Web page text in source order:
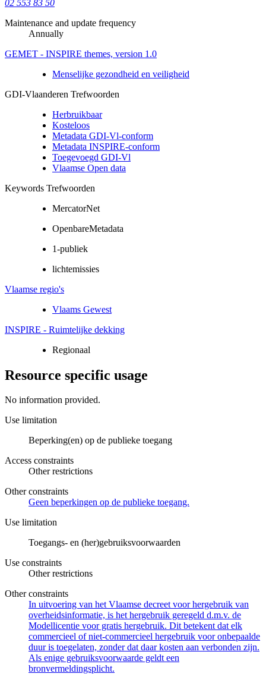
02 553 83 50
Maintenance and update frequency
Annually
GEMET - INSPIRE themes, version 1.0
Menselijke gezondheid en veiligheid
GDI-Vlaanderen Trefwoorden
Herbruikbaar
Kosteloos
Metadata GDI-Vl-conform
Metadata INSPIRE-conform
Toegevoegd GDI-Vl
Vlaamse Open data
Keywords Trefwoorden
MercatorNet
OpenbareMetadata
1-publiek
lichtemissies
Vlaamse regio's
Vlaams Gewest
INSPIRE - Ruimtelijke dekking
Regionaal
Resource specific usage
No information provided.
Use limitation
Beperking(en) op de publieke toegang
Access constraints
Other restrictions
Other constraints
Geen beperkingen op de publieke toegang.
Use limitation
Toegangs- en (her)gebruiksvoorwaarden
Use constraints
Other restrictions
Other constraints
In uitvoering van het Vlaamse decreet voor hergebruik van
overheidsinformatie, is het hergebruik geregeld d.m.v. de
Modellicentie voor gratis hergebruik. Dit betekent dat elk
commercieel of niet-commercieel hergebruik voor onbepaalde
duur is toegelaten, zonder dat daar kosten aan verbonden zijn.
Als enige gebruiksvoorwaarde geldt een
bronvermeldingsplicht.